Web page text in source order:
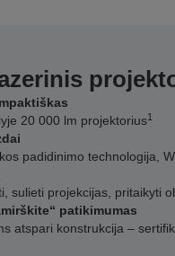
20 000 lm projektorius1
padidinimo technologija,
sulieti projekcijas, pritaikyti
patikimumas
atspari konstrukcija –